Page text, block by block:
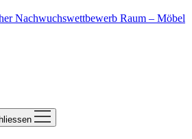
Nachwuchswettbewerb Raum – Möbel